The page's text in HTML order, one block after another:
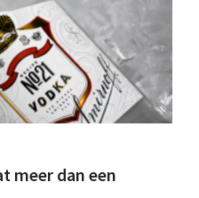
meer dan een